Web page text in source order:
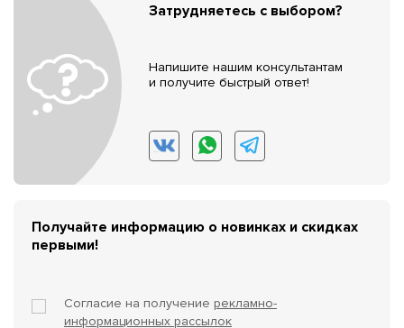
Затрудняетесь с выбором?
Напишите нашим консультантам
и получите быстрый ответ!
Получайте информацию о новинках и скидках
первыми!
Согласие на получение рекламно-
информационных рассылок